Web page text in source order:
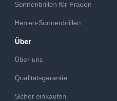
Sonnenbrillen für Frauen
Herren-Sonnenbrillen
Über
Über uns
Qualitätsgarantie
Sicher einkaufen